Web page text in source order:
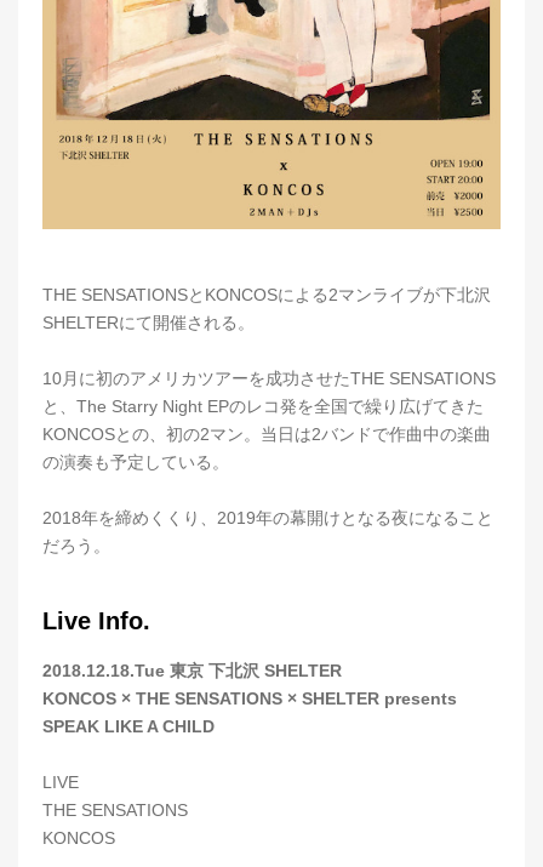
THE SENSATIONSとKONCOSによる2マンライブが下北沢
SHELTERにて開催される。
10月に初のアメリカツアーを成功させたTHE SENSATIONS
と、The Starry Night EPのレコ発を全国で繰り広げてきた
KONCOSとの、初の2マン。当日は2バンドで作曲中の楽曲
の演奏も予定している。
2018年を締めくくり、2019年の幕開けとなる夜になること
だろう。
Live Info.
2018.12.18.Tue 東京 下北沢 SHELTER
KONCOS × THE SENSATIONS × SHELTER presents
SPEAK LIKE A CHILD
LIVE
THE SENSATIONS
KONCOS